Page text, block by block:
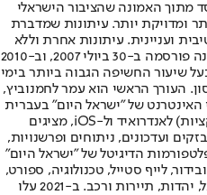
מתוך האמונה שהציבור הישראלי
ומדויקת יותר. עיתונות שמדברת
ועניינית. עיתונות אחרת וללא
תשלום. המהדורה המודפסת הראשונה פורסמה ב-30 ביולי 2007, וב-2010
שיעור החשיפה הגבוה ביותר בימי
העורך הראשי הוא עמר לחמנוביץ,
האינטרנט של "ישראל היום" בעברית
ובאנגלית, כמו כן היישומונים (אפליקציות) לאנדרואיד ול-iOS, מציגים
ועדכונים, ניתוחים ופרשנויות,
הדיגיטל של "ישראל היום"
לייף סטייל, טכנולוגיה, ספורט,
כלכלה וצרכנות, בריאות, חיילים, אוכל, יהדות, תיירות ורכב. ב-2021 עלו